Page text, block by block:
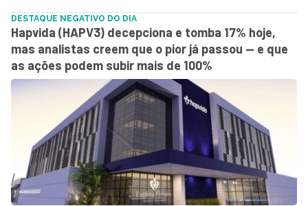
DESTAQUE NEGATIVO DO DIA
Hapvida (HAPV3) decepciona e tomba 17% hoje,
mas analistas creem que o pior já passou — e que
as ações podem subir mais de 100%